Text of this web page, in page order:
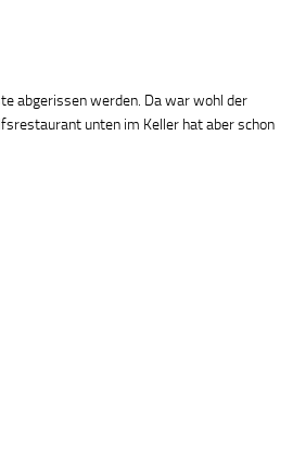
abgerissen werden. Da war wohl der
unten im Keller hat aber schon